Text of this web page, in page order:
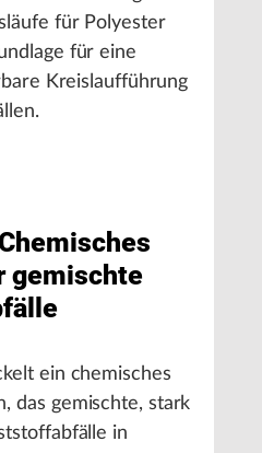
für Polyester
für eine
Kreislaufführung
gemischte
ein chemisches
das gemischte, stark
in